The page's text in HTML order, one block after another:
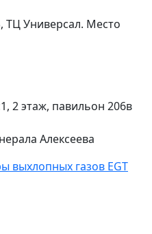
ТЦ Универсал. Место
2 этаж, павильон 206в
Алексеева
выхлопных газов EGT